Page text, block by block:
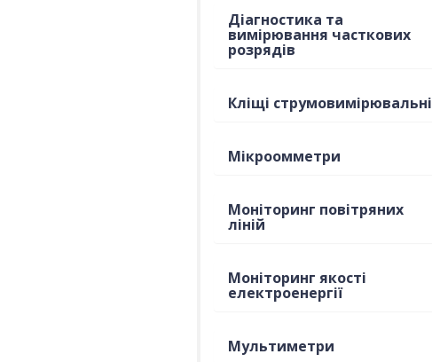
Діагностика та
вимірювання часткових
розрядів
Кліщі струмовимірювальні
Мікроомметри
Моніторинг повітряних
ліній
Моніторинг якості
електроенергії
Мультиметри